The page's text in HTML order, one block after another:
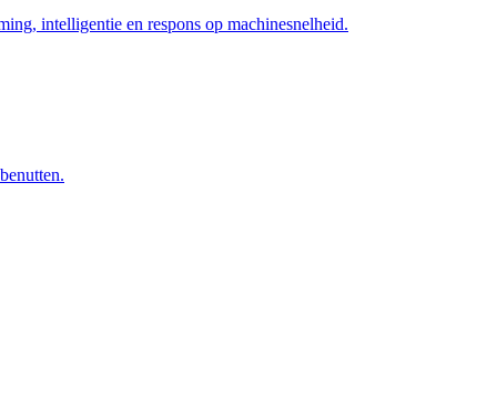
intelligentie en respons op machinesnelheid.